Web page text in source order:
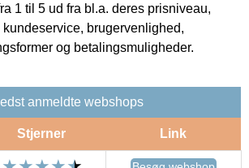
1 til 5 ud fra bl.a. deres prisniveau,
brugervenlighed,
og betalingsmuligheder.
anmeldte webshops
Stjerner Link